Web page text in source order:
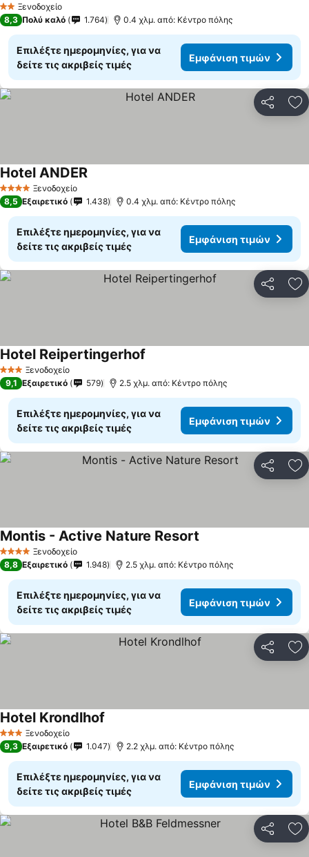
2 ΑστέριαΞενοδοχείο
8,3 Πολύ καλό 1.764 0.4 χλμ. από: Κέντρο πόλης
Επιλέξτε ημερομηνίες, για να
δείτε τις ακριβείς τιμές
Εμφάνιση τιμών
4 ΑστέριαΞενοδοχείο
Hotel ANDERΕμφάνιση τιμών
8,5 Εξαιρετικό 1.438 0.4 χλμ. από: Κέντρο πόλης
Επιλέξτε ημερομηνίες, για να
δείτε τις ακριβείς τιμές
Εμφάνιση τιμών
3 ΑστέριαΞενοδοχείο
Hotel Reipertingerhof
9,1 Εξαιρετικό 579 2.5 χλμ. από: Κέντρο πόλης
Επιλέξτε ημερομηνίες, για να
δείτε τις ακριβείς τιμές
Εμφάνιση τιμών
4 ΑστέριαΞενοδοχείο
Montis - Active Nature Resort
8,8 Εξαιρετικό 1.948 2.5 χλμ. από: Κέντρο πόλης
Επιλέξτε ημερομηνίες, για να
δείτε τις ακριβείς τιμές
Εμφάνιση τιμών
3 ΑστέριαΞενοδοχείο
Hotel Krondlhof
9,3 Εξαιρετικό 1.047 2.2 χλμ. από: Κέντρο πόλης
Επιλέξτε ημερομηνίες, για να
δείτε τις ακριβείς τιμές
Εμφάνιση τιμών